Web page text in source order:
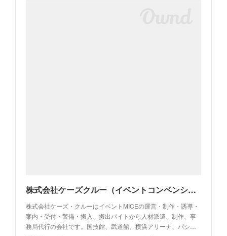
株式会社ケーズクルー（イベントコンベンションの運営・制作・警備・人材派遣・事務局代行・アルバイト求人・イベントバイト）
株式会社ケーズ・クルーはイベントMICEの運営・制作・誘導・
案内・受付・警備・搬入、搬出バイトから人材派遣、制作、事
務局代行の会社です。国技館、武道館、横浜アリーナ、パシ…